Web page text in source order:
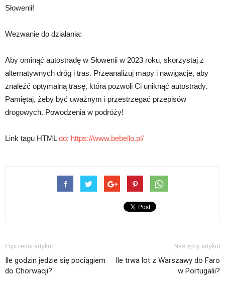
Słowenii!
Wezwanie do działania:
Aby ominąć autostradę w Słowenii w 2023 roku, skorzystaj z
alternatywnych dróg i tras. Przeanalizuj mapy i nawigacje, aby
znaleźć optymalną trasę, która pozwoli Ci uniknąć autostrady.
Pamiętaj, żeby być uważnym i przestrzegać przepisów
drogowych. Powodzenia w podróży!
Link tagu HTMLdo: https://www.bebello.pl/
Poprzedni artykuł
Ile godzin jedzie się pociągiem
do Chorwacji?
Następny artykuł
Ile trwa lot z Warszawy do Faro
w Portugalii?